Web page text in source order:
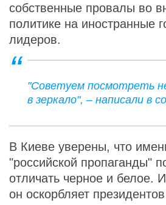
собственные провалы во
политике на иностранные
лидеров.
"Советуем посмотреть
в зеркало", – написали в
В Киеве уверены, что
"российской пропаганды"
отличать черное и белое.
он оскорбляет